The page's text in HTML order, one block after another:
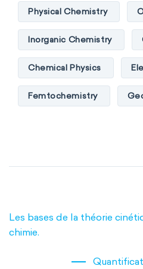
Physical Chemistry
Inorganic Chemistry
Chemical Physics
Femtochemistry
Biochemistry
Molecular biochemistry
Les bases de la théorie
chimie.